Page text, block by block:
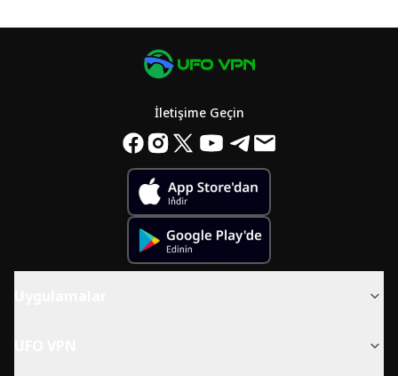
İletişime Geçin